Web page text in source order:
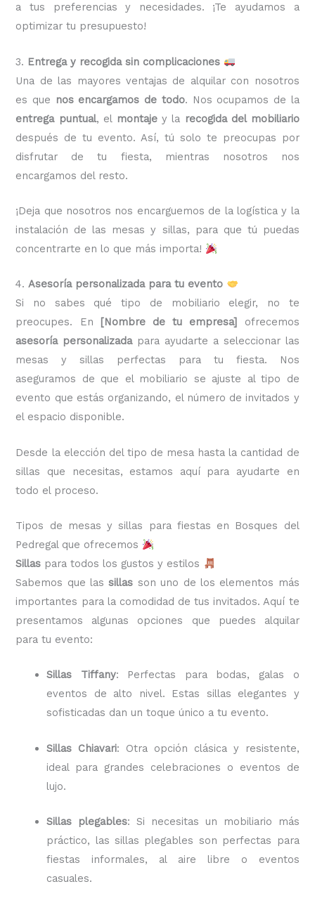
a tus preferencias y necesidades. ¡Te ayudamos a
optimizar tu presupuesto!
3. Entrega y recogida sin complicaciones
Una de las mayores ventajas de alquilar con nosotros
es que nos encargamos de todo. Nos ocupamos de la
entrega puntual, el montajey la recogida del mobiliario
después de tu evento. Así, tú solo te preocupas por
disfrutar de tu fiesta, mientras nosotros nos
encargamos del resto.
¡Deja que nosotros nos encarguemos de la logística y la
instalación de las mesas y sillas, para que tú puedas
concentrarte en lo que más importa!
4.Asesoría personalizada para tu evento
Si no sabes qué tipo de mobiliario elegir, no te
preocupes. En
[Nombre de tu empresa]
ofrecemos
asesoría personalizadapara ayudarte a seleccionar las
mesas y sillas perfectas para tu fiesta. Nos
aseguramos de que el mobiliario se ajuste al tipo de
evento que estás organizando, el número de invitados y
el espacio disponible.
Desde la elección del tipo de mesa hasta la cantidad de
sillas que necesitas, estamos aquí para ayudarte en
todo el proceso.
Tipos de mesas y sillas para fiestas en Bosques del
Pedregal que ofrecemos
Sillas para todos los gustos y estilos
Sabemos que lassillas son uno de los elementos más
importantes para la comodidad de tus invitados. Aquí te
presentamos algunas opciones que puedes alquilar
para tu evento:
Sillas Tiffany: Perfectas para bodas, galas o
eventos de alto nivel. Estas sillas elegantes y
sofisticadas dan un toque único a tu evento.
Sillas Chiavari: Otra opción clásica y resistente,
ideal para grandes celebraciones o eventos de
lujo.
Sillas plegables: Si necesitas un mobiliario más
práctico, las sillas plegables son perfectas para
fiestas informales, al aire libre o eventos
casuales.